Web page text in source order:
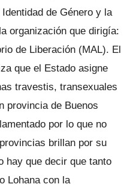
de Género y la
organización que dirigía:
de Liberación (MAL). El
que el Estado asigne
travestis, transexuales
provincia de Buenos
por lo que no
brillan por su
hay que decir que tanto
Lohana con la